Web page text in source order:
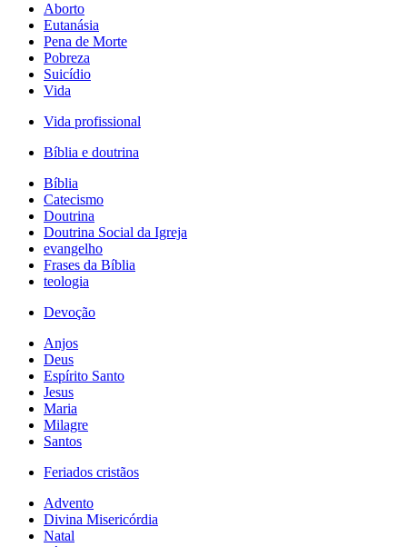
Aborto
Eutanásia
Pena de Morte
Pobreza
Suicídio
Vida
Vida profissional
Bíblia e doutrina
Bíblia
Catecismo
Doutrina
Doutrina Social da Igreja
evangelho
Frases da Bíblia
teologia
Devoção
Anjos
Deus
Espírito Santo
Jesus
Maria
Milagre
Santos
Feriados cristãos
Advento
Divina Misericórdia
Natal